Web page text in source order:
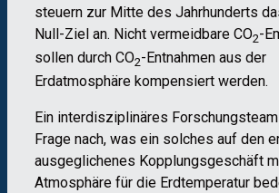
steuern zur Mitte des Jahrhunderts
Null-Ziel an. Nicht vermeidbare CO2-
sollen durch CO2-Entnahmen aus der
Erdatmosphäre kompensiert werden.
Ein interdisziplinäres
Frage nach, was ein solches auf den
ausgeglichenes Kopplungsgeschäft
Atmosphäre für die Erdtemperatur